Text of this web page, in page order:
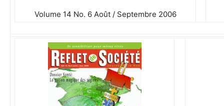
Volume 14 No. 6 Août / Septembre 2006